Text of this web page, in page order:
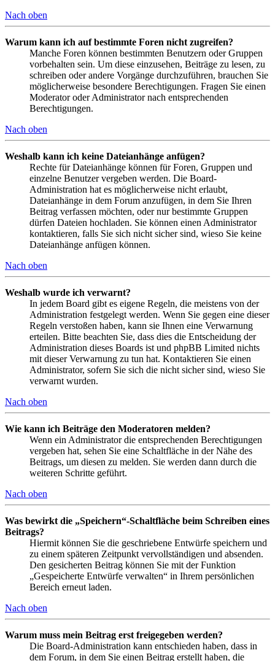
Nach oben
Warum kann ich auf bestimmte Foren nicht zugreifen?
Manche Foren können bestimmten Benutzern oder Gruppen
vorbehalten sein. Um diese einzusehen, Beiträge zu lesen, zu
schreiben oder andere Vorgänge durchzuführen, brauchen Sie
möglicherweise besondere Berechtigungen. Fragen Sie einen
Moderator oder Administrator nach entsprechenden
Berechtigungen.
Nach oben
Weshalb kann ich keine Dateianhänge anfügen?
Rechte für Dateianhänge können für Foren, Gruppen und
einzelne Benutzer vergeben werden. Die Board-
Administration hat es möglicherweise nicht erlaubt,
Dateianhänge in dem Forum anzufügen, in dem Sie Ihren
Beitrag verfassen möchten, oder nur bestimmte Gruppen
dürfen Dateien hochladen. Sie können einen Administrator
kontaktieren, falls Sie sich nicht sicher sind, wieso Sie keine
Dateianhänge anfügen können.
Nach oben
Weshalb wurde ich verwarnt?
In jedem Board gibt es eigene Regeln, die meistens von der
Administration festgelegt werden. Wenn Sie gegen eine dieser
Regeln verstoßen haben, kann sie Ihnen eine Verwarnung
erteilen. Bitte beachten Sie, dass dies die Entscheidung der
Administration dieses Boards ist und phpBB Limited nichts
mit dieser Verwarnung zu tun hat. Kontaktieren Sie einen
Administrator, sofern Sie sich die nicht sicher sind, wieso Sie
verwarnt wurden.
Nach oben
Wie kann ich Beiträge den Moderatoren melden?
Wenn ein Administrator die entsprechenden Berechtigungen
vergeben hat, sehen Sie eine Schaltfläche in der Nähe des
Beitrags, um diesen zu melden. Sie werden dann durch die
weiteren Schritte geführt.
Nach oben
Was bewirkt die „Speichern“-Schaltfläche beim Schreiben eines
Beitrags?
Hiermit können Sie die geschriebene Entwürfe speichern und
zu einem späteren Zeitpunkt vervollständigen und absenden.
Den gesicherten Beitrag können Sie mit der Funktion
„Gespeicherte Entwürfe verwalten“ in Ihrem persönlichen
Bereich erneut laden.
Nach oben
Warum muss mein Beitrag erst freigegeben werden?
Die Board-Administration kann entschieden haben, dass in
dem Forum, in dem Sie einen Beitrag erstellt haben, die